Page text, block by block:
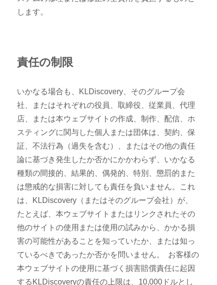
します。
責任の制限
いかなる場合も、KLDiscovery、そのグループ会
社、またはそれぞれの役員、取締役、従業員、代理
店、または本ウェブサイトの作成、制作、配信、ホ
スティングに関与した個人または団体は、契約、保
証、不法行為（過失を含む）、またはその他の責任
論に基づき発生したか否かにかかわらず、いかなる
種類の間接的、結果的、偶発的、特別、懲罰的また
は懲戒的な損害に対しても責任を負いません。これ
は、KLDiscovery（またはそのグループ会社）が、
たとえば、本ウェブサイトまたはリンクされたその
他のサイトの使用または使用の試みから、かかる損
害の可能性があることを知っていたか、または知っ
ているべきであったか否かを問いません。 お客様の
本ウェブサイトの使用に基づく損害賠償責任に起因
するKLDiscoveryの責任の上限は、10,000ドルとし